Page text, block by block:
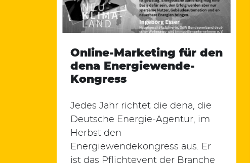
nach:
Online-Marketing für den
dena Energiewende-
Kongress
Jedes Jahr richtet die dena, die
Deutsche Energie-Agentur, im
Herbst den
Energiewendekongress aus. Er
ist das Pflichtevent der Branche